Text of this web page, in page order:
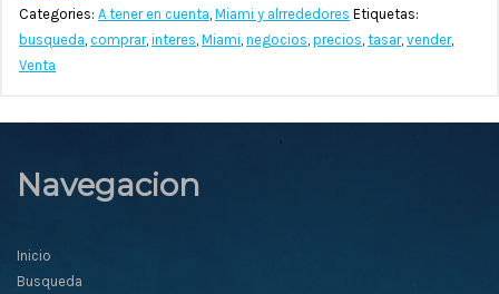
Categories: A tener en cuenta, Miami y alrrededores Etiquetas:
busqueda, comprar, interes, Miami, negocios, precios, tasar, vender,
Venta
Navegacion
Inicio
Busqueda